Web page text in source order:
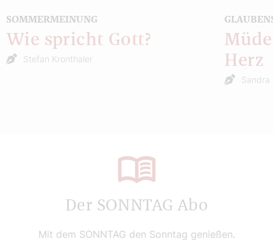
SOMMERMEINUNG
Wie spricht Gott?
Stefan Kronthaler
Herz
Sandra
Der SONNTAG Abo
Mit dem SONNTAG den Sonntag genießen.